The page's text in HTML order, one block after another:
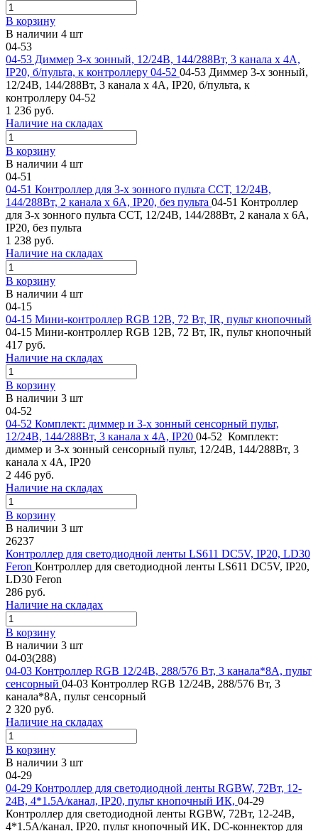
В корзину
В наличии 4 шт
04-53
04-53 Диммер 3-х зонный, 12/24В, 144/288Вт, 3 канала х 4А,
IP20, б/пульта, к контроллеру 04-52 04-53 Диммер 3-х зонный,
12/24В, 144/288Вт, 3 канала х 4А, IP20, б/пульта, к
контроллеру 04-52
1 236 руб.
Наличие на складах
В корзину
В наличии 4 шт
04-51
04-51 Контроллер для 3-х зонного пульта ССТ, 12/24В,
144/288Вт, 2 канала х 6А, IP20, без пульта 04-51 Контроллер
для 3-х зонного пульта ССТ, 12/24В, 144/288Вт, 2 канала х 6А,
IP20, без пульта
1 238 руб.
Наличие на складах
В корзину
В наличии 4 шт
04-15
04-15 Мини-контроллер RGB 12В, 72 Вт, IR, пульт кнопочный
04-15 Мини-контроллер RGB 12В, 72 Вт, IR, пульт кнопочный
417 руб.
Наличие на складах
В корзину
В наличии 3 шт
04-52
04-52 Комплект: диммер и 3-х зонный сенсорный пульт,
12/24В, 144/288Вт, 3 канала х 4А, IP20 04-52 Комплект:
диммер и 3-х зонный сенсорный пульт, 12/24В, 144/288Вт, 3
канала х 4А, IP20
2 446 руб.
Наличие на складах
В корзину
В наличии 3 шт
26237
Контроллер для светодиодной ленты LS611 DC5V, IP20, LD30
Feron Контроллер для светодиодной ленты LS611 DC5V, IP20,
LD30 Feron
286 руб.
Наличие на складах
В корзину
В наличии 3 шт
04-03(288)
04-03 Контроллер RGB 12/24В, 288/576 Вт, 3 канала*8А, пульт
сенсорный 04-03 Контроллер RGB 12/24В, 288/576 Вт, 3
канала*8А, пульт сенсорный
2 320 руб.
Наличие на складах
В корзину
В наличии 3 шт
04-29
04-29 Контроллер для светодиодной ленты RGBW, 72Вт, 12-
24В, 4*1.5A/канал, IP20, пульт кнопочный ИК, 04-29
Контроллер для светодиодной ленты RGBW, 72Вт, 12-24В,
4*1.5A/канал, IP20, пульт кнопочный ИК, DC-коннектор для